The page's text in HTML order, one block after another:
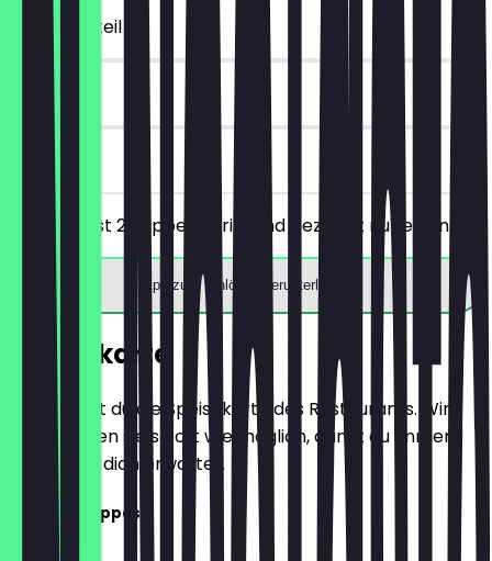
~€ 20 Vorteil
90 Tage
vor Ort
Du bestellst 2 Zappes Spritz und bezahlst nur einen.
App zum Einlösen herunterladen
Speisekarte
Hier findest du die Speisekarte des Restaurants. Wir
aktualisieren sie so oft wie möglich, damit du immer
weißt, was dich erwartet.
Schlecki Zappes